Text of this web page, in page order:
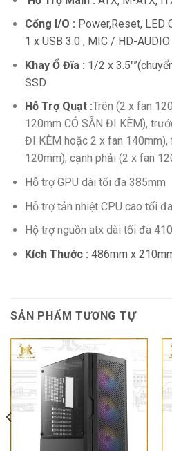
Cổng I/O : Power,Reset, LED
1 x USB 3.0 , MIC / HD-AUDIO
Khay Ổ Đĩa : 1/2 x
SSD
Hỗ Trợ Quạt :Trên (2 x fan
120mm CÓ SẴN ĐI KÈM),
ĐI KÈM hoặc 2 x fan 140mm),
120mm), cạnh phải (2 x fan
Hỗ trợ GPU dài tối đa 385mm
Hỗ trợ tản nhiệt CPU cao tối
Hộ trợ nguồn atx dài tối đa
Kích Thước : 486mm x
SẢN PHẨM TƯƠNG TỰ